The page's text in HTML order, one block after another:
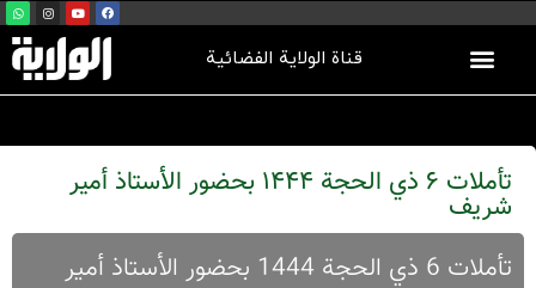
قناة الولاية الفضائية
تأملات 6 ذي الحجة 1444 بحضور الأستاذ أمیر
شریف
تأملات 6 ذي الحجة 1444 بحضور الأستاذ أمیر